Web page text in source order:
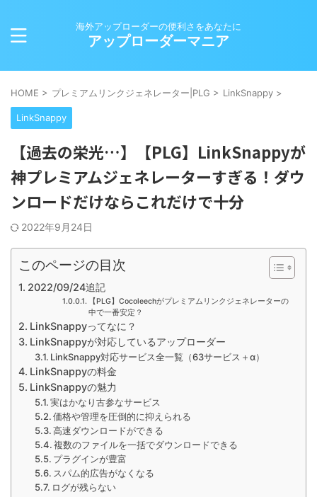
海外アップローダーの便利さをあなたに
アップローダーマニア
HOME > プレミアムリンクジェネレーター|PLG > LinkSnappy >
LinkSnappy
【過去の栄光…】【PLG】LinkSnappyが
神プレミアムジェネレーターすぎる！ダウ
ンロードだけならこれだけで十分
2022年9月24日
このページの目次
2022/09/24追記
【PLG】Cocoleechがプレミアムリンクジェネレーターの
中で一番安定？
LinkSnappyってなに？
LinkSnappyが対応しているアップローダー
LinkSnappy対応サービス全一覧（63サービス＋α）
LinkSnappyの料金
LinkSnappyの魅力
実はかなり古参なサービス
価格や管理を圧倒的に抑えられる
高速ダウンロードができる
複数のファイルを一括でダウンロードできる
プラグインが豊富
スパム的広告がなくなる
ログが残らない